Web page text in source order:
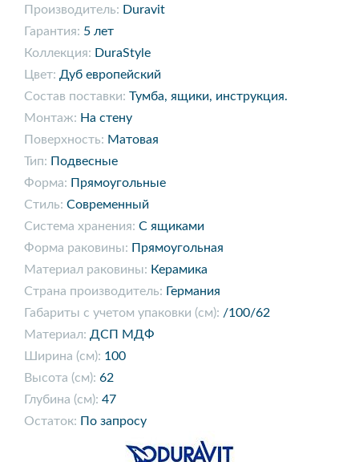
Производитель: Duravit
Гарантия: 5 лет
Коллекция: DuraStyle
Цвет: Дуб европейский
Состав поставки: Тумба, ящики, инструкция.
Монтаж: На стену
Поверхность: Матовая
Тип: Подвесные
Форма: Прямоугольные
Стиль: Современный
Система хранения: С ящиками
Форма раковины: Прямоугольная
Материал раковины: Керамика
Страна производитель: Германия
Габариты с учетом упаковки (см): /100/62
Материал: ДСП МДФ
Ширина (см): 100
Высота (см): 62
Глубина (см): 47
Остаток: По запросу